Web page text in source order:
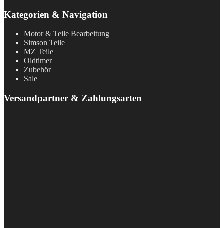
Kategorien & Navigation
Motor & Teile Bearbeitung
Simson Teile
MZ Teile
Oldtimer
Zubehör
Sale
Versandpartner & Zahlungsarten